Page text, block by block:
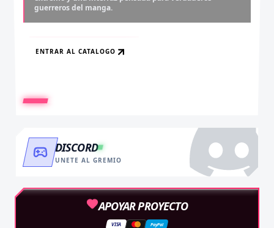
guerreros del manga.
ENTRAR AL CATALOGO
y accede al contenido más exclusivo sin límites.
RECARGAR AHORA
descargas infinitas y acceso anticipado.
VER BENEFICIOS
DISCORD
UNETE AL GREMIO
APOYAR PROYECTO
VISA PayPal